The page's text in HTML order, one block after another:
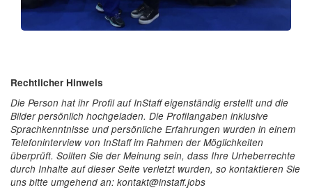
Rechtlicher Hinweis
Die Person hat ihr Profil auf InStaff eigenständig erstellt und die
Bilder persönlich hochgeladen. Die Profilangaben inklusive
Sprachkenntnisse und persönliche Erfahrungen wurden in einem
Telefoninterview von InStaff im Rahmen der Möglichkeiten
überprüft. Sollten Sie der Meinung sein, dass Ihre Urheberrechte
durch Inhalte auf dieser Seite verletzt wurden, so kontaktieren Sie
uns bitte umgehend an: kontakt@instaff.jobs